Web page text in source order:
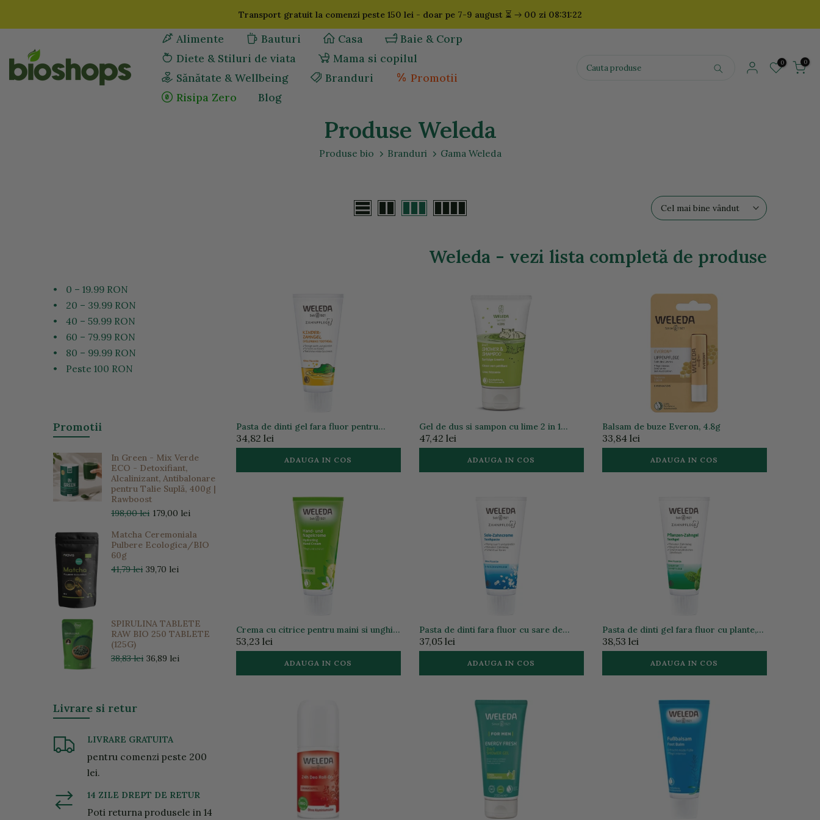
la
Transport gratuit la comenzi peste 150 lei - doar pe 7-9 august ⏳ 00 zi 08:31:20
Alimente Bauturi Casa
Baie & Corp
Diete & Stiluri de viata
Mama si copilul
Sănătate & Wellbeing
Branduri
Promotii
Risipa Zero
Blog
0 0
Produse Weleda
Produse bio Branduri Gama Weleda
Cel mai bine vândut
Weleda - vezi lista completă de produse
Pasta de dinti gel fara fluor pentru
copii, 50ml
34,82 lei
ADAUGA IN COS
Gel de dus si sampon cu lime 2 in 1
pentru copii, 150ml
47,42 lei
ADAUGA IN COS
Balsam de buze Everon, 4.8g
33,84 lei
ADAUGA IN COS
Crema cu citrice pentru maini si unghii,
50ml
53,23 lei
ADAUGA IN COS
Pasta de dinti fara fluor cu sare de
mare, 75ml
37,05 lei
ADAUGA IN COS
Pasta de dinti gel fara fluor cu plante,
75ml
38,53 lei
ADAUGA IN COS
•
0 – 19.99 RON
•
20 – 39.99 RON
•
40 – 59.99 RON
•
60 – 79.99 RON
•
80 – 99.99 RON
•
Peste 100 RON
Promotii
In Green - Mix Verde
ECO - Detoxifiant,
Alcalinizant, Antibalonare
pentru Talie Suplă, 400g |
Rawboost
198,00 lei 179,00 lei
Matcha Ceremoniala
Pulbere Ecologica/BIO
60g
41,79 lei 39,70 lei
SPIRULINA TABLETE
RAW BIO 250 TABLETE
(125G)
38,83 lei 36,89 lei
Livrare si retur
LIVRARE GRATUITA
pentru comenzi peste 200
lei.
14 ZILE DREPT DE RETUR
Poti returna produsele in 14